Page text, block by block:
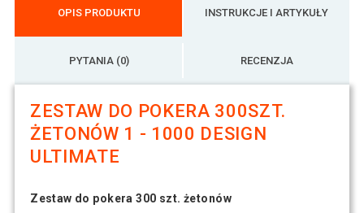
OPIS PRODUKTU INSTRUKCJE I ARTYKUŁY
PYTANIA (0) RECENZJA
ZESTAW DO POKERA 300SZT.
ŻETONÓW 1 - 1000 DESIGN
ULTIMATE
Zestaw do pokera 300 szt. żetonów